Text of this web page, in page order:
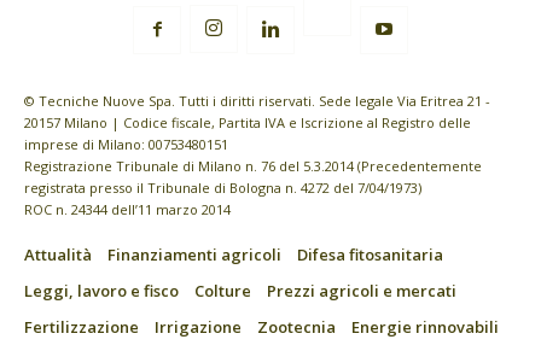
© Tecniche Nuove Spa. Tutti i diritti riservati. Sede legale Via Eritrea 21 -
20157 Milano | Codice fiscale, Partita IVA e Iscrizione al Registro delle
imprese di Milano: 00753480151
Registrazione Tribunale di Milano n. 76 del 5.3.2014 (Precedentemente
registrata presso il Tribunale di Bologna n. 4272 del 7/04/1973)
ROC n. 24344 dell’11 marzo 2014
Attualità Finanziamenti agricoli
Difesa fitosanitaria
Leggi, lavoro e fisco
Colture
Prezzi agricoli e mercati
Fertilizzazione
Irrigazione Zootecnia
Energie rinnovabili